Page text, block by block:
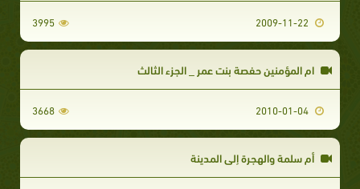
3995
ام المؤمنين حفصة بنت عمر _ الجزء الثالث
3668
أم سلمة والهجرة إلى المدينة